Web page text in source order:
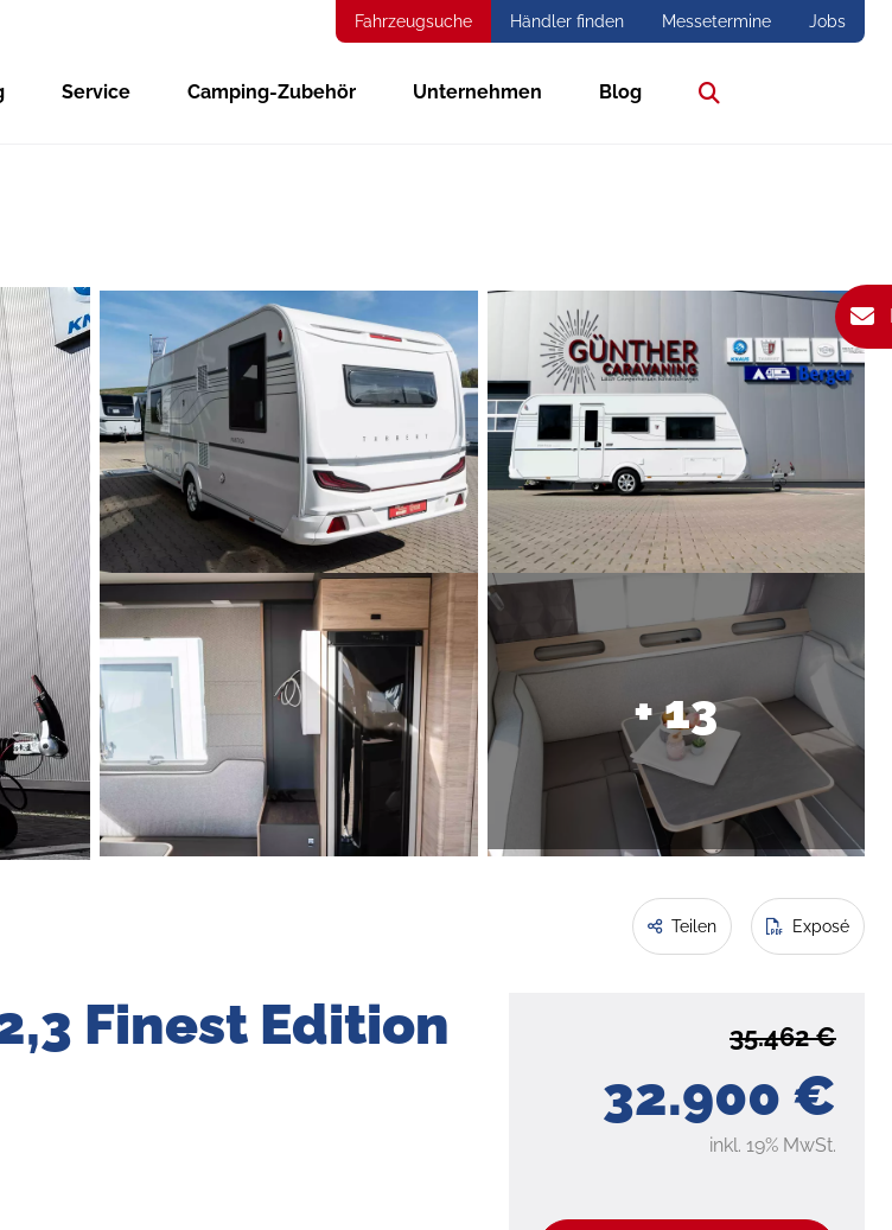
Fahrzeugsuche Händler finden Messetermine Jobs
Service Camping-Zubehör Unternehmen Blog
+ 13
Teilen Exposé
32.900 €
35.462 €
inkl. 19% MwSt.
Finest Edition